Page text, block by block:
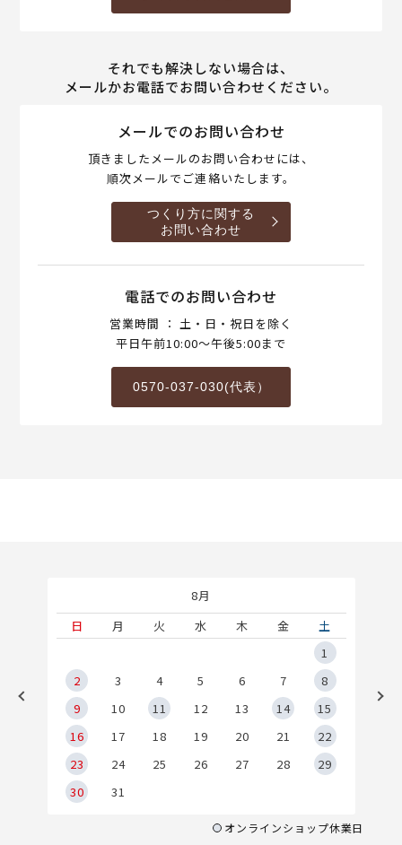
それでも解決しない場合は、
メールかお電話でお問い合わせください。
メールでのお問い合わせ
頂きましたメールのお問い合わせには、
順次メールでご連絡いたします。
つくり方に関する
お問い合わせ
電話でのお問い合わせ
営業時間 ： 土・日・祝日を除く
平日午前10:00～午後5:00まで
0570-037-030(代表）
8月
日
月 火 水 木 金
土
1
2
3 4 5 6 7
8
9
10 11 12 13 14
15
16
17 18 19 20 21
22
23
24 25 26 27 28
29
30
31
オンラインショップ休業日